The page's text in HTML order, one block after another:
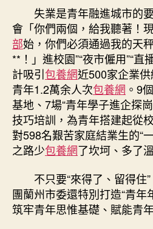
失業是青年融進城市的
會「你們兩個，給我聽著！
部始，你們必須通過我的天
**！」進校園”“夜市僱用”“直
計吸引包養網近500家企業
青年1.2萬余人次包養網 。9
基地、7場“青年學子進企探
技巧培訓，為青年搭建起從
對598名艱苦家庭結業生的“
之路少包養網了坎坷、多了
不只要“來得了、留得住
團蘭州市委還特別打造“青年
筑牢青年思惟基礎、賦能青